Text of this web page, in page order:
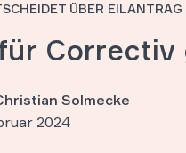
ÜBER EILANTRAG
Correctiv
Solmecke
2024